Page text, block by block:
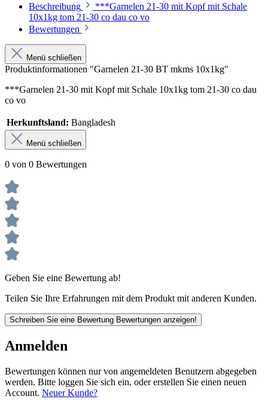
Beschreibung
***Garnelen 21-30 mit Kopf mit Schale
10x1kg tom 21-30 co dau co vo
Bewertungen
Menü schließen
Produktinformationen "Garnelen 21-30 BT mkms 10x1kg"
***Garnelen 21-30 mit Kopf mit Schale 10x1kg tom 21-30 co dau
co vo
Herkunftsland: Bangladesh
Menü schließen
0 von 0 Bewertungen
Geben Sie eine Bewertung ab!
Teilen Sie Ihre Erfahrungen mit dem Produkt mit anderen Kunden.
Schreiben Sie eine Bewertung Bewertungen anzeigen!
Anmelden
Bewertungen können nur von angemeldeten Benutzern abgegeben
werden. Bitte loggen Sie sich ein, oder erstellen Sie einen neuen
Account. Neuer Kunde?